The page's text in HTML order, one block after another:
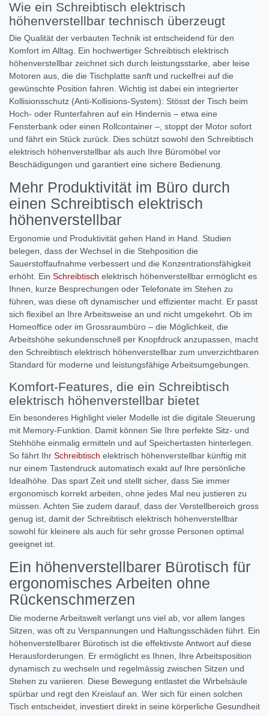
Wie ein Schreibtisch elektrisch
höhenverstellbar technisch überzeugt
Die Qualität der verbauten Technik ist entscheidend für den
Komfort im Alltag. Ein hochwertiger Schreibtisch elektrisch
höhenverstellbar zeichnet sich durch leistungsstarke, aber leise
Motoren aus, die die Tischplatte sanft und ruckelfrei auf die
gewünschte Position fahren. Wichtig ist dabei ein integrierter
Kollisionsschutz (Anti-Kollisions-System): Stösst der Tisch beim
Hoch- oder Runterfahren auf ein Hindernis – etwa eine
Fensterbank oder einen Rollcontainer –, stoppt der Motor sofort
und fährt ein Stück zurück. Dies schützt sowohl den Schreibtisch
elektrisch höhenverstellbar als auch Ihre Büromöbel vor
Beschädigungen und garantiert eine sichere Bedienung.
Mehr Produktivität im Büro durch
einen Schreibtisch elektrisch
höhenverstellbar
Ergonomie und Produktivität gehen Hand in Hand. Studien
belegen, dass der Wechsel in die Stehposition die
Sauerstoffaufnahme verbessert und die Konzentrationsfähigkeit
erhöht. Ein Schreibtisch elektrisch höhenverstellbar ermöglicht es
Ihnen, kurze Besprechungen oder Telefonate im Stehen zu
führen, was diese oft dynamischer und effizienter macht. Er passt
sich flexibel an Ihre Arbeitsweise an und nicht umgekehrt. Ob im
Homeoffice oder im Grossraumbüro – die Möglichkeit, die
Arbeitshöhe sekundenschnell per Knopfdruck anzupassen, macht
den Schreibtisch elektrisch höhenverstellbar zum unverzichtbaren
Standard für moderne und leistungsfähige Arbeitsumgebungen.
Komfort-Features, die ein Schreibtisch
elektrisch höhenverstellbar bietet
Ein besonderes Highlight vieler Modelle ist die digitale Steuerung
mit Memory-Funktion. Damit können Sie Ihre perfekte Sitz- und
Stehhöhe einmalig ermitteln und auf Speichertasten hinterlegen.
So fährt Ihr Schreibtisch elektrisch höhenverstellbar künftig mit
nur einem Tastendruck automatisch exakt auf Ihre persönliche
Idealhöhe. Das spart Zeit und stellt sicher, dass Sie immer
ergonomisch korrekt arbeiten, ohne jedes Mal neu justieren zu
müssen. Achten Sie zudem darauf, dass der Verstellbereich gross
genug ist, damit der Schreibtisch elektrisch höhenverstellbar
sowohl für kleinere als auch für sehr grosse Personen optimal
geeignet ist.
Ein höhenverstellbarer Bürotisch für
ergonomisches Arbeiten ohne
Rückenschmerzen
Die moderne Arbeitswelt verlangt uns viel ab, vor allem langes
Sitzen, was oft zu Verspannungen und Haltungsschäden führt. Ein
höhenverstellbarer Bürotisch ist die effektivste Antwort auf diese
Herausforderungen. Er ermöglicht es Ihnen, Ihre Arbeitsposition
dynamisch zu wechseln und regelmässig zwischen Sitzen und
Stehen zu variieren. Diese Bewegung entlastet die Wirbelsäule
spürbar und regt den Kreislauf an. Wer sich für einen solchen
Tisch entscheidet, investiert direkt in seine körperliche Gesundheit